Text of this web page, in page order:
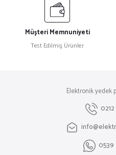
Ürün bilgilerinde hatalar bulunuyor.
Ürün fiyatı diğer sitelerden daha
Bu ürüne benzer farklı alternatifler
Müşteri Memnuniyeti
Test Edilmiş Ürünler
Elektronik yedek
0539